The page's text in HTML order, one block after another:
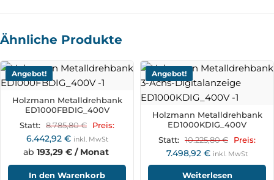
Ähnliche Produkte
Angebot!
Holzmann Metalldrehbank
ED1000FBDIG_400V
Statt: 8.785,80€ Preis:
6.442,92 € inkl. MwSt
ab 193,29 € / Monat
In den Warenkorb
Angebot!
Holzmann Metalldrehbank
ED1000KDIG_400V
Statt: 10.225,80€ Preis:
7.498,92 € inkl. MwSt
Weiterlesen